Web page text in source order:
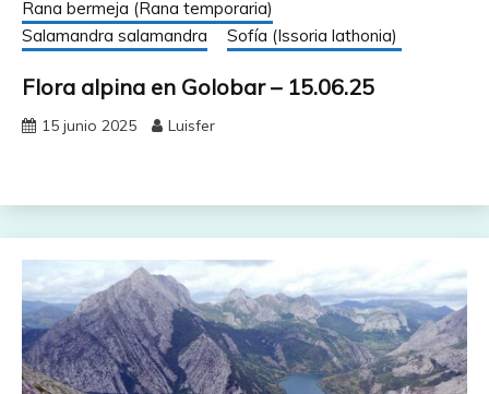
Rana bermeja (Rana temporaria)
Salamandra salamandra
Sofía (Issoria lathonia)
Flora alpina en Golobar – 15.06.25
15 junio 2025 Luisfer